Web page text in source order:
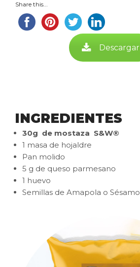
Share this...
Descargar
INGREDIENTES
30g de mostaza S&W®
1 masa de hojaldre
Pan molido
5 g de queso parmesano
1 huevo
Semillas de Amapola o Sésamo